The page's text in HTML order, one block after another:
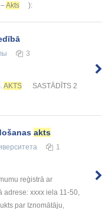
Akts ):
3
AKTS
SASTĀDĪTS 2
akts
1
reģistrā ar
adrese: xxxx iela 11-50,
par Iznomātāju,